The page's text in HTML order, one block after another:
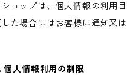
ョップは、個人情報の利用
た場合にはお客様に通知又は
個人情報利用の制限